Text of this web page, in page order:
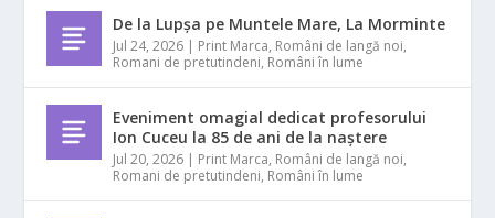
De la Lupșa pe Muntele Mare, La Morminte
Jul 24, 2026 | Print Marca, Români de langă noi,
Romani de pretutindeni, Români în lume
Eveniment omagial dedicat profesorului
Ion Cuceu la 85 de ani de la naștere
Jul 20, 2026 | Print Marca, Români de langă noi,
Romani de pretutindeni, Români în lume